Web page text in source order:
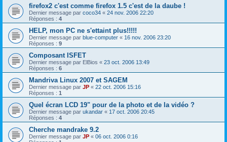
firefox2 c'est comme firefox 1.5 c'est de la daube !
Dernier message par coco34 « 24 nov. 2006 22:20
Réponses : 4
HELP, mon PC ne s'ettaint plus!!!!!
Dernier message par blue-computer « 16 nov. 2006 23:20
Réponses : 9
Composant ISFET
Dernier message par ElBios « 23 oct. 2006 13:49
Réponses : 6
Mandriva Linux 2007 et SAGEM
Dernier message par JP « 22 oct. 2006 15:16
Réponses : 1
Quel écran LCD 19" pour de la photo et de la vidéo ?
Dernier message par ukandar « 17 oct. 2006 20:45
Réponses : 4
Cherche mandrake 9.2
Dernier message par JP « 06 oct. 2006 0:16